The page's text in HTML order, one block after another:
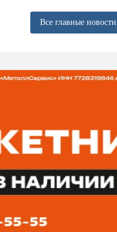
Все главные